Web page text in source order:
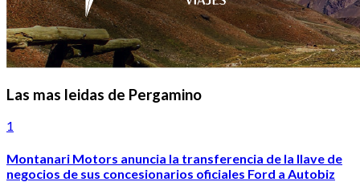
Las mas leidas de Pergamino
1
Montanari Motors anuncia la transferencia de la llave de
negocios de sus concesionarios oficiales Ford a Autobiz